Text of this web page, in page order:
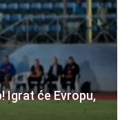
Igrat će Evropu,